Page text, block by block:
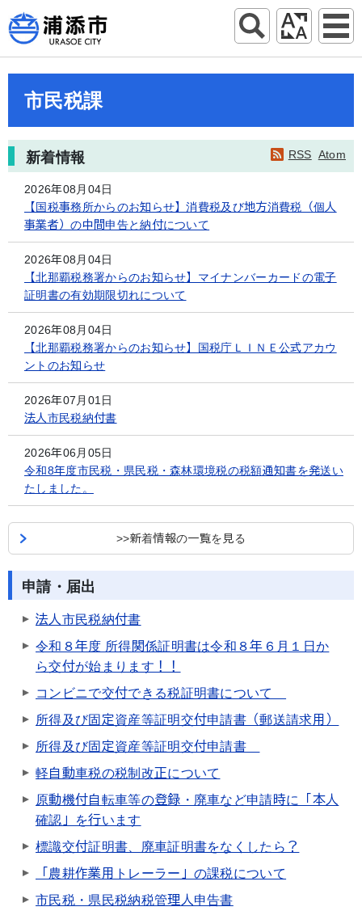
市民税課
RSS Atom
新着情報
2026年08月04日
【国税事務所からのお知らせ】消費税及び地方消費税（個人
事業者）の中間申告と納付について
2026年08月04日
【北那覇税務署からのお知らせ】マイナンバーカードの電子
証明書の有効期限切れについて
2026年08月04日
【北那覇税務署からのお知らせ】国税庁ＬＩＮＥ公式アカウ
ントのお知らせ
2026年07月01日
法人市民税納付書
2026年06月05日
令和8年度市民税・県民税・森林環境税の税額通知書を発送い
たしました。
>>新着情報の一覧を見る
申請・届出
法人市民税納付書
令和８年度 所得関係証明書は令和８年６月１日か
ら交付が始まります！！
コンビニで交付できる税証明書について
所得及び固定資産等証明交付申請書（郵送請求用）
所得及び固定資産等証明交付申請書
軽自動車税の税制改正について
原動機付自転車等の登録・廃車など申請時に「本人
確認」を行います
標識交付証明書、廃車証明書をなくしたら？
「農耕作業用トレーラー」の課税について
市民税・県民税納税管理人申告書